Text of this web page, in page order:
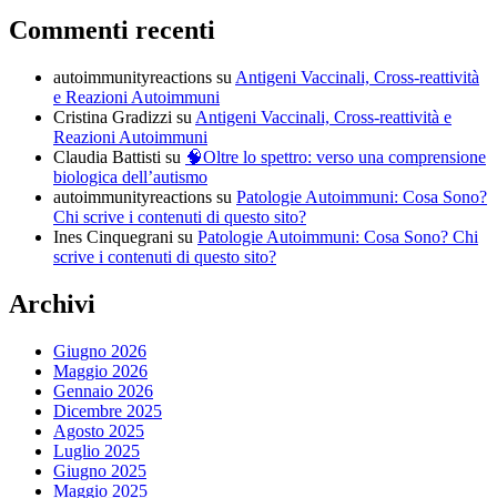
Commenti recenti
autoimmunityreactions su Antigeni Vaccinali, Cross-reattività
e Reazioni Autoimmuni
Cristina Gradizzi su Antigeni Vaccinali, Cross-reattività e
Reazioni Autoimmuni
Claudia Battisti su 🧠Oltre lo spettro: verso una comprensione
biologica dell’autismo
autoimmunityreactions su Patologie Autoimmuni: Cosa Sono?
Chi scrive i contenuti di questo sito?
Ines Cinquegrani su Patologie Autoimmuni: Cosa Sono? Chi
scrive i contenuti di questo sito?
Archivi
Giugno 2026
Maggio 2026
Gennaio 2026
Dicembre 2025
Agosto 2025
Luglio 2025
Giugno 2025
Maggio 2025